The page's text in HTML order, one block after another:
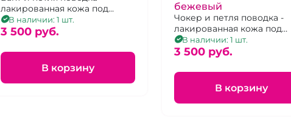
лакированная кожа под
крокодила, съемный поводок
В наличии: 1 шт.
3 500 pуб.
В корзину
бежевый
Чокер и петля поводка -
лакированная кожа под
крокодила, съемный
- 2 карабина
В наличии: 1 шт.
3 500 pуб.
В корзину